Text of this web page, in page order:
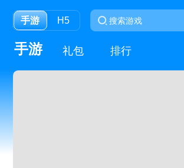
手游 H5
手游 礼包 排行